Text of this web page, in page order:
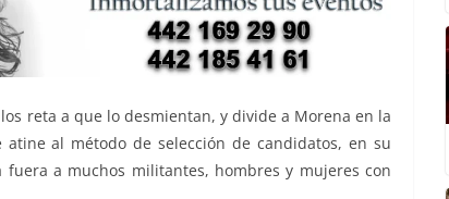
reta a que lo desmientan, y divide a Morena en la
al método de selección de candidatos, en su
a muchos militantes, hombres y mujeres con